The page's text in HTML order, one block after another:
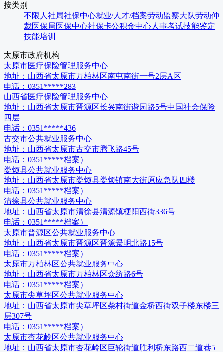
按类别
不限 人社局社保中心就业/人才/档案劳动监察大队劳动仲
裁医保局医保中心社保卡公积金中心人事考试技能鉴定
技能培训
太原市政府机构
太原市医疗保险管理服务中心
地址： 山西省太原市万柏林区南屯南街一号2层A区
电话： 0351*****283
山西省医疗保险管理服务中心
地址： 山西省太原市晋源区长兴南街谐园路5号中国社会保险
四层
电话： 0351*****436
古交市公共就业服务中心
地址： 山西省太原市古交市腾飞路45号
电话： 0351*****档案）
娄烦县公共就业服务中心
地址： 山西省太原市娄烦县娄烦镇南大街原应急队四楼
电话： 0351*****档案）
清徐县公共就业服务中心
地址： 山西省太原市清徐县清源镇梗阳西街336号
电话： 0351*****档案）
太原市晋源区公共就业服务中心
地址： 山西省太原市晋源区晋源景明北路15号
电话： 0351*****档案）
太原市万柏林区公共就业服务中心
地址： 山西省太原市万柏林区众纺路6号
电话： 0351*****档案）
太原市尖草坪区公共就业服务中心
地址： 山西省太原市尖草坪区柴村街道金桥西街双子楼东楼三
层307号
电话： 0351*****档案）
太原市杏花岭区公共就业服务中心
地址： 山西省太原市杏花岭区巨轮街道胜利桥东路西二道巷5